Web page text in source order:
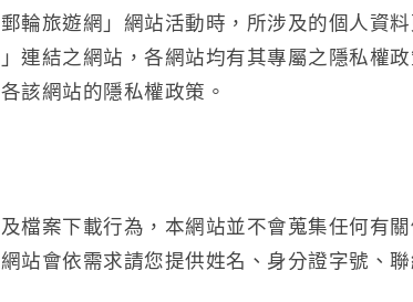
輪旅遊網」網站活動時，所涉及的個人資
連結之網站，各網站均有其專屬之隱私權
該網站的隱私權政策。
檔案下載行為，本網站並不會蒐集任何有
站會依需求請您提供姓名、身分證字號、